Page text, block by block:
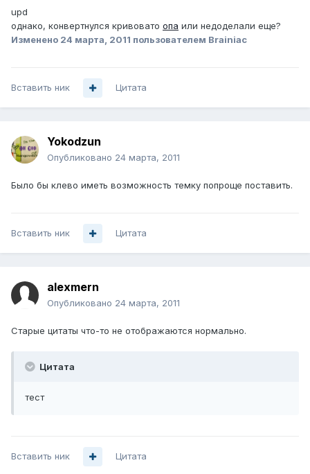
upd
однако, конвертнулся кривовато опа или недоделали еще?
Изменено 24 марта, 2011 пользователем Brainiac
Вставить ник Цитата
Yokodzun
Опубликовано 24 марта, 2011
Было бы клево иметь возможность темку попроще поставить.
Вставить ник Цитата
alexmern
Опубликовано 24 марта, 2011
Старые цитаты что-то не отображаются нормально.
Цитата
тест
Вставить ник Цитата